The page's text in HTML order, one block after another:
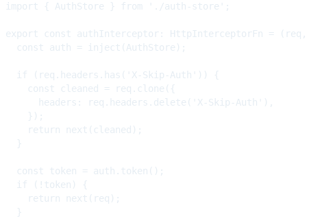
import { AuthStore } from './auth-store';
export const authInterceptor: HttpInterceptorFn =
  const auth = inject(AuthStore);
  if (req.headers.has('X-Skip-Auth')) {
    const cleaned = req.clone({
      headers: req.headers.delete('X-Skip-Auth'),
    });
    return next(cleaned);
  }
  const token = auth.token();
  if (!token) {
    return next(req);
  }